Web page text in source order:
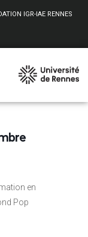
IGR-IAE RENNES
en
Pop